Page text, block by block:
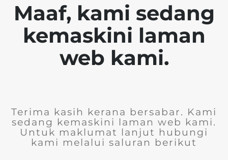
Maaf, kami sedang
kemaskini laman
web kami.
Terima kasih kerana bersabar. Kami
sedang kemaskini laman web kami.
Untuk maklumat lanjut hubungi
kami melalui saluran berikut